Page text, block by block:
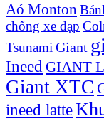
Aó Monton
chống xe đạp
Tsunami Giant
Ineed GIANT
Giant XTC
ineed latte